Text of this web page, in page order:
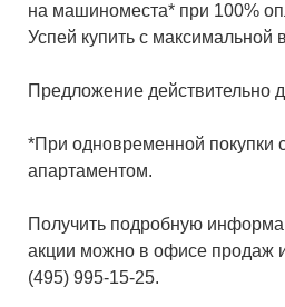
на машиноместа* при 100%
Успей купить с максимальной
Предложение действительно
*При одновременной покупки
апартаментом.
Получить подробную
акции можно в офисе продаж
(495) 995-15-25.